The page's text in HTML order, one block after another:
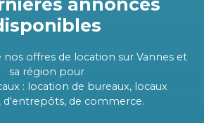
offres de location sur Vannes et
sa région pour
: location de bureaux, locaux
d'entrepôts, de commerce.